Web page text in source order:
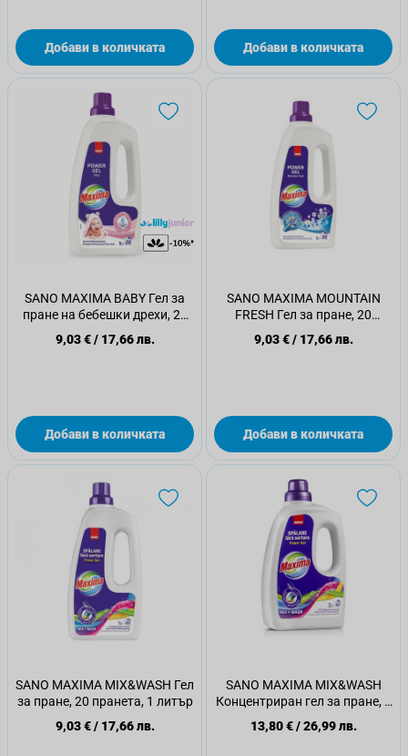
Добави в количката Добави в количката
SANO MAXIMA BABY Гел за
пране на бебешки дрехи, 20
пранета, 1 литър
9,03 €/ 17,66 лв.
Добави в количката
SANO MAXIMA MOUNTAIN
FRESH Гел за пране, 20
пранета, 1 литър
9,03 €/ 17,66 лв.
Добави в количката
SANO MAXIMA MIX&WASH Гел
за пране, 20 пранета, 1 литър
9,03 €/ 17,66 лв.
SANO MAXIMA MIX&WASH
Концентриран гел за пране, 3
л./ 60 пр.
13,80 €/26,99 лв.